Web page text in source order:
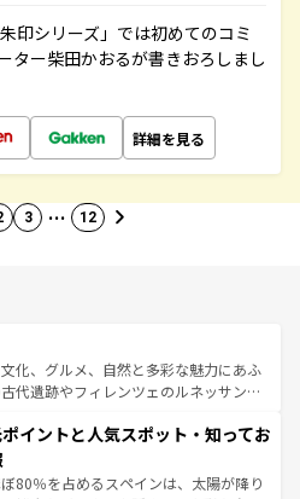
印シリーズ」では初めてのコミ
ター柴田かおるが書きおろしまし
詳細を見る
3 … 12
化、グルメ、自然と多彩な魅力にあふ
代遺跡やフィレンツェのルネッサンス
美しい田園風景やアマルフィ海岸の絶
見逃せない。観光の合間には、本場の
絶品のイタリア料理を堪能することも
イントと人気スポット・知ってお
80％を占めるスペインは、太陽が降り